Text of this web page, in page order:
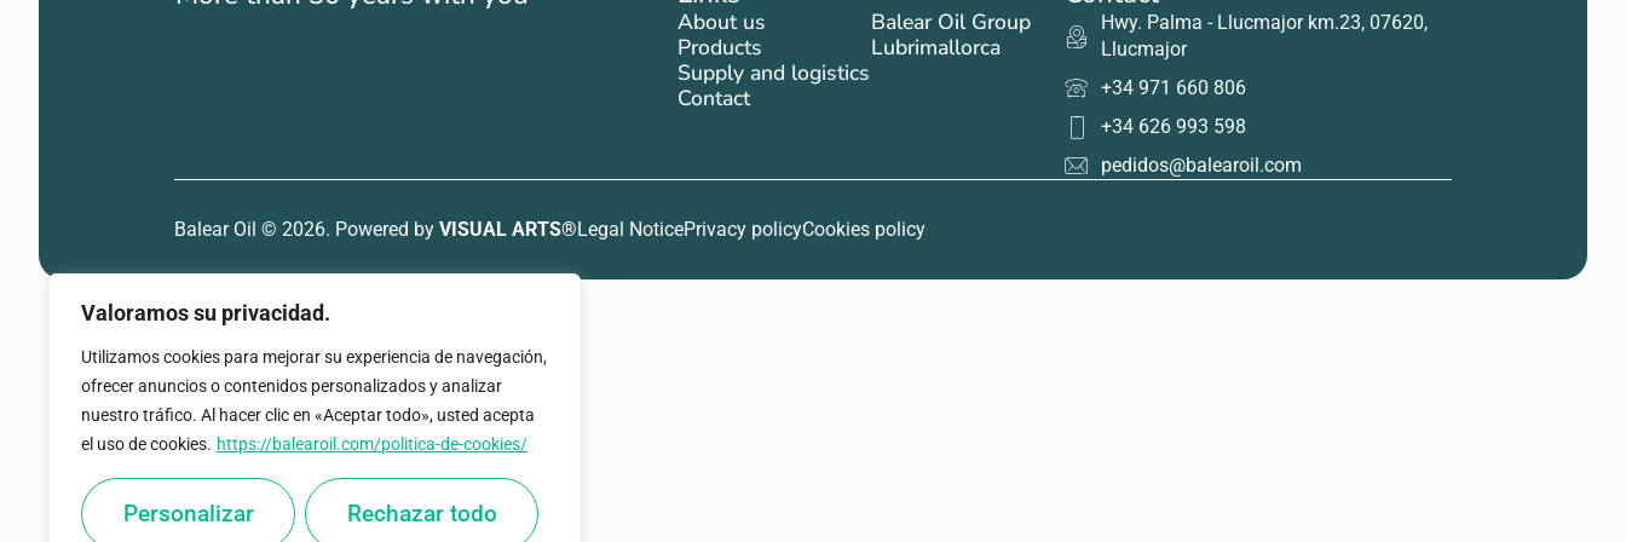
Valoramos su privacidad.
Utilizamos cookies para mejorar su experiencia de navegación,
ofrecer anuncios o contenidos personalizados y analizar
nuestro tráfico. Al hacer clic en «Aceptar todo», usted acepta
el uso de cookies. https://balearoil.com/politica-de-cookies/
Personalizar Rechazar todo
About us
Products
Supply and logistics
Contact
Balear Oil Group
Lubrimallorca
Hwy. Palma - Llucmajor km.23, 07620,
Llucmajor
+34 971 660 806
+34 626 993 598
pedidos@balearoil.com
Balear Oil © 2026. Powered by VISUAL ARTS®Legal NoticePrivacy policyCookies policy